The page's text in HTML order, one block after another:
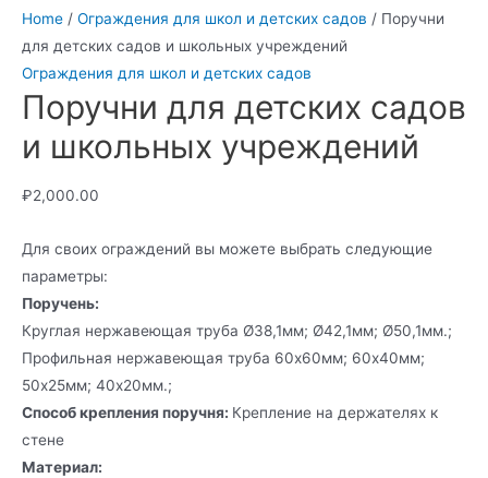
Home / Ограждения для школ и детских садов / Поручни
для детских садов и школьных учреждений
Ограждения для школ и детских садов
Поручни для детских садов
и школьных учреждений
₽2,000.00
Для своих ограждений вы можете выбрать следующие
параметры:
Поручень:
Круглая нержавеющая труба Ø38,1мм; Ø42,1мм; Ø50,1мм.;
Профильная нержавеющая труба 60х60мм; 60х40мм;
50х25мм; 40х20мм.;
Способ крепления поручня: Крепление на держателях к
стене
Материал: